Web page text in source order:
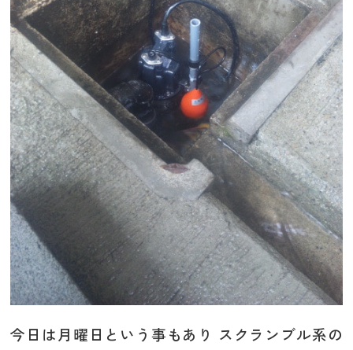
今日は月曜日という事もあり スクランブル系の